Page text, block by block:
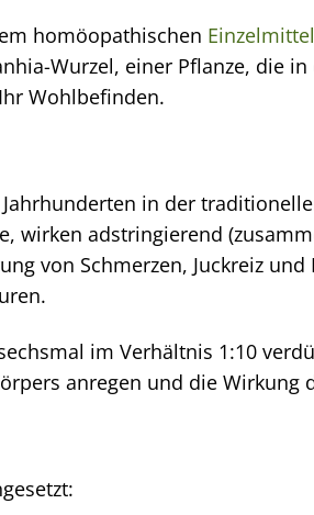
homöopathischen Einzelmittel
Wurzel, einer Pflanze, die
Wohlbefinden.
in der
wirken adstringierend
von Schmerzen, Juckreiz
im Verhältnis 1:10
anregen und die Wirkung